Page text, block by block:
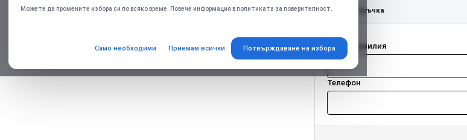
Персонализирани оферти и ремаркетинг чрез партньорски платформи (напр. Google Ads),
само при съгласие.
Маркетинг и реклами
Можете да промените избора си по всяко време. Повече информация в политиката за поверителност.
Само необходими Приемам всички Потвърждаване на избора
Бърза поръчка
Име и фамилия
Телефон